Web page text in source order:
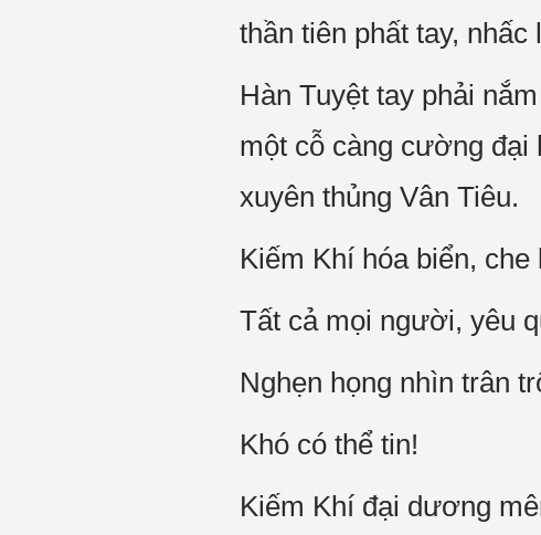
thần tiên phất tay, nhấc
Hàn Tuyệt tay phải
một cỗ càng cường đại
xuyên thủng Vân Tiêu.
Kiếm Khí hóa biển, che
Tất cả mọi người, yêu
Nghẹn họng nhìn trân
Khó có thể tin!
Kiếm Khí đại dương